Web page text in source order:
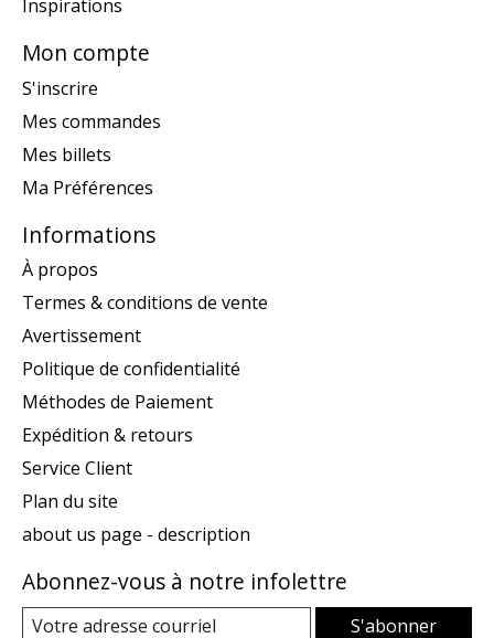
Inspirations
Mon compte
S'inscrire
Mes commandes
Mes billets
Ma Préférences
Informations
À propos
Termes & conditions de vente
Avertissement
Politique de confidentialité
Méthodes de Paiement
Expédition & retours
Service Client
Plan du site
about us page - description
Abonnez-vous à notre infolettre
S'abonner